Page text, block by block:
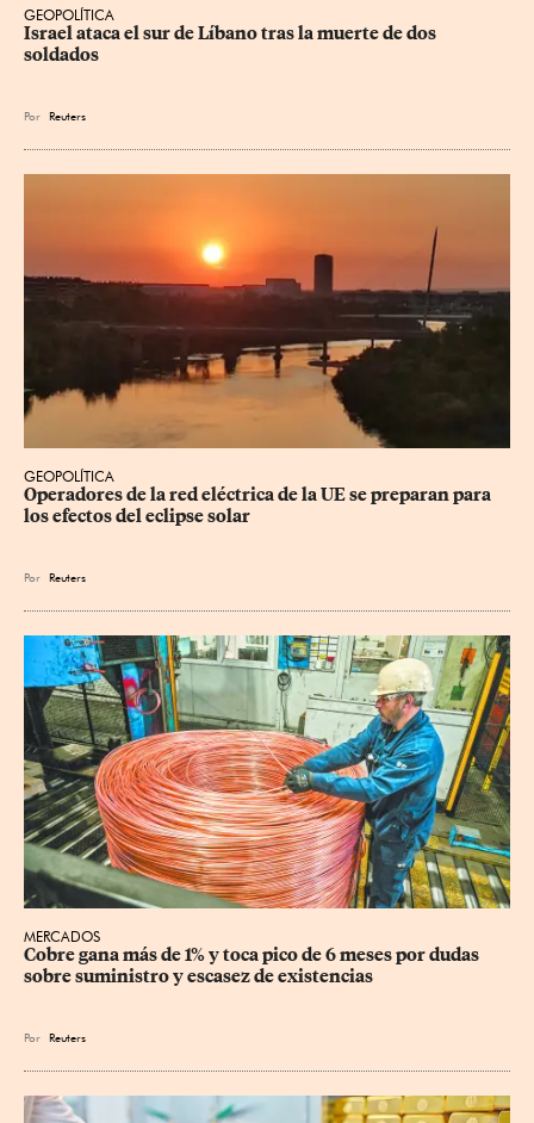
GEOPOLÍTICA
Israel ataca el sur de Líbano tras la muerte de dos
soldados
Por Reuters
GEOPOLÍTICA
Operadores de la red eléctrica de la UE se preparan para
los efectos del eclipse solar
Por Reuters
MERCADOS
Cobre gana más de 1% y toca pico de 6 meses por dudas
sobre suministro y escasez de existencias
Por Reuters